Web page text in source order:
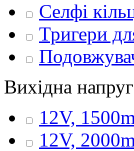
Селфі
Тригери
Вихідна
12V,
12V,